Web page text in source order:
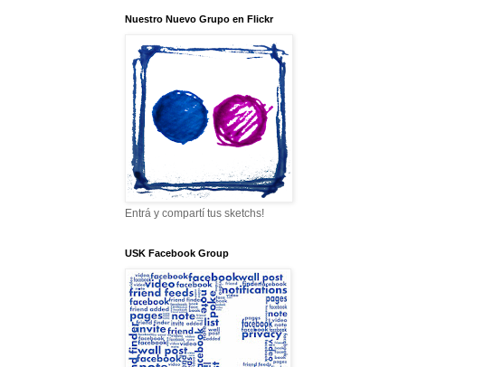
Nuestro Nuevo Grupo en Flickr
Entrá y compartí tus sketchs!
USK Facebook Group